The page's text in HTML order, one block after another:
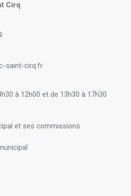
Cirq
saint-cirq.fr
à 12h00 et de 13h30 à 17h30
et ses commissions